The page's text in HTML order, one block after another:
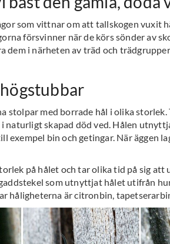
som vittnar om att tallskogen vuxit
försvinner när de körs sönder av
dem i närheten av träd och
stolpar med borrade hål i olika storlek.
naturligt skapad död ved. Hålen
exempel bin och getingar. När äggen
på hålet och tar olika tid på sig att
som utnyttjat hålet utifrån
håligheterna är citronbin,